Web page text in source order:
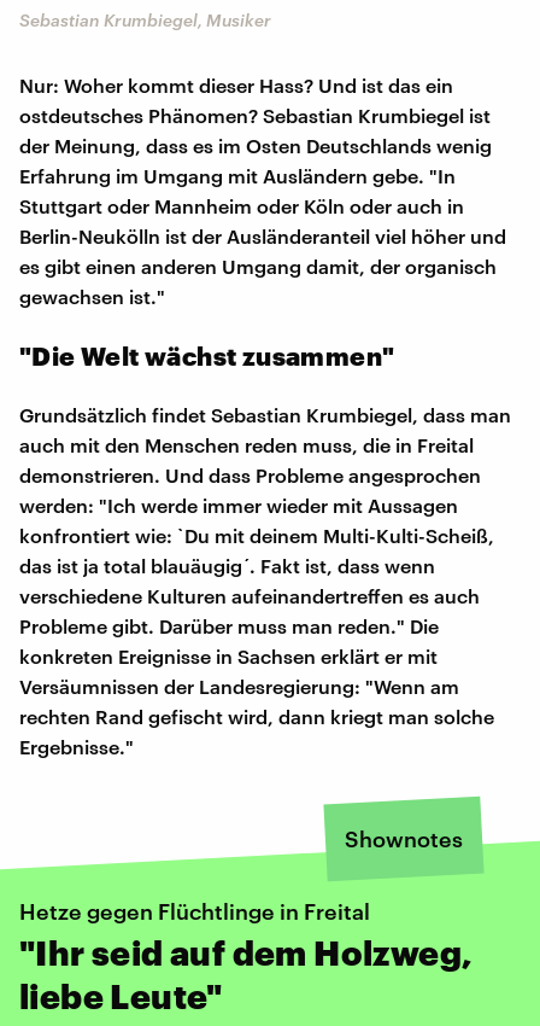
Sebastian Krumbiegel, Musiker
Nur: Woher kommt dieser Hass? Und ist das ein
ostdeutsches Phänomen? Sebastian Krumbiegel ist
der Meinung, dass es im Osten Deutschlands wenig
Erfahrung im Umgang mit Ausländern gebe. "In
Stuttgart oder Mannheim oder Köln oder auch in
Berlin-Neukölln ist der Ausländeranteil viel höher und
es gibt einen anderen Umgang damit, der organisch
gewachsen ist."
"Die Welt wächst zusammen"
Grundsätzlich findet Sebastian Krumbiegel, dass man
auch mit den Menschen reden muss, die in Freital
demonstrieren. Und dass Probleme angesprochen
werden: "Ich werde immer wieder mit Aussagen
konfrontiert wie: `Du mit deinem Multi-Kulti-Scheiß,
das ist ja total blauäugig´. Fakt ist, dass wenn
verschiedene Kulturen aufeinandertreffen es auch
Probleme gibt. Darüber muss man reden." Die
konkreten Ereignisse in Sachsen erklärt er mit
Versäumnissen der Landesregierung: "Wenn am
rechten Rand gefischt wird, dann kriegt man solche
Ergebnisse."
Shownotes
Hetze gegen Flüchtlinge in Freital
"Ihr seid auf dem Holzweg,
liebe Leute"